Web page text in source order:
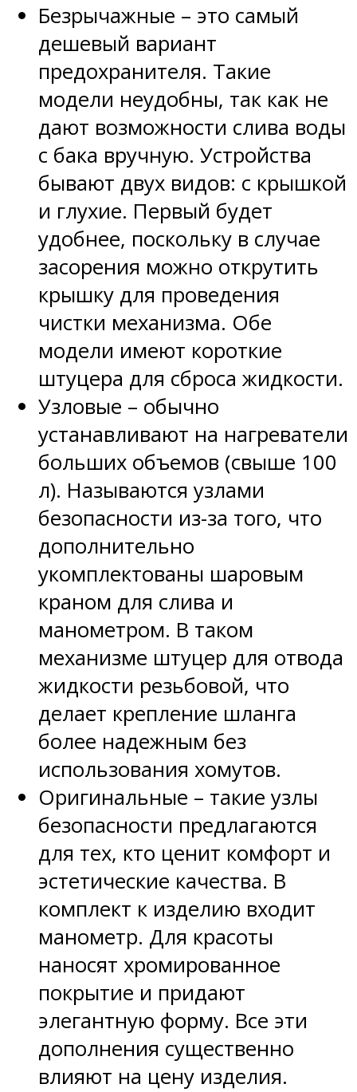
Безрычажные – это самый
дешевый вариант
предохранителя. Такие
модели неудобны, так как не
дают возможности слива воды
с бака вручную. Устройства
бывают двух видов: с крышкой
и глухие. Первый будет
удобнее, поскольку в случае
засорения можно открутить
крышку для проведения
чистки механизма. Обе
модели имеют короткие
штуцера для сброса жидкости.
Узловые – обычно
устанавливают на нагреватели
больших объемов (свыше 100
л). Называются узлами
безопасности из-за того, что
дополнительно
укомплектованы шаровым
краном для слива и
манометром. В таком
механизме штуцер для отвода
жидкости резьбовой, что
делает крепление шланга
более надежным без
использования хомутов.
Оригинальные – такие узлы
безопасности предлагаются
для тех, кто ценит комфорт и
эстетические качества. В
комплект к изделию входит
манометр. Для красоты
наносят хромированное
покрытие и придают
элегантную форму. Все эти
дополнения существенно
влияют на цену изделия.